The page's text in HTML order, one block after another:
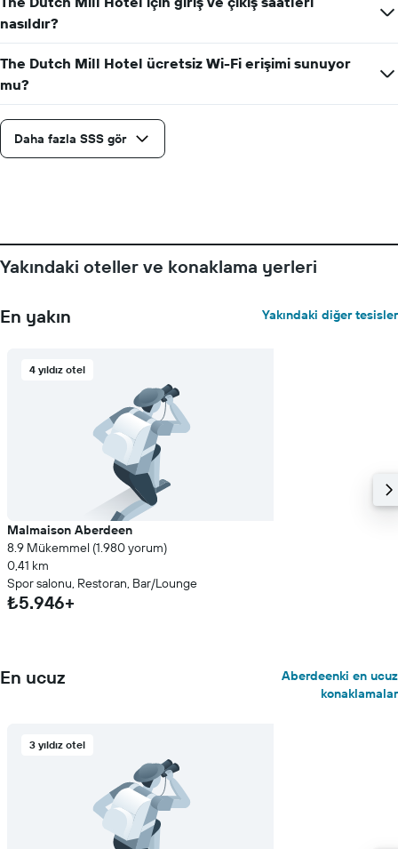
ekseni
içerir.
Tablo
bir
ortalama
fiyatını
gösteren
nasıldır?
The Dutch Mill Hotel ücretsiz Wi-Fi erişimi sunuyor
mu?
Daha fazla SSS gör
Yakındaki oteller ve konaklama yerleri
En yakın Yakındaki diğer tesisler
4 yıldız otel
Malmaison Aberdeen
8.9 Mükemmel (1.980 yorum)
0,41 km
Spor salonu, Restoran, Bar/Lounge
₺5.946+
En ucuz
Aberdeenki en ucuz
konaklamalar
3 yıldız otel